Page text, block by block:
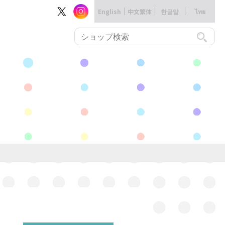
English 中文繁体 한글말 ไทย